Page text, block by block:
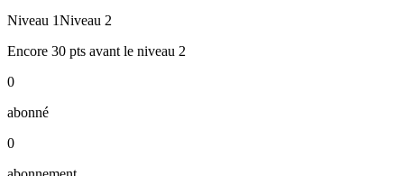
Niveau 1Niveau 2
Encore 30 pts avant le niveau 2
0
abonné
0